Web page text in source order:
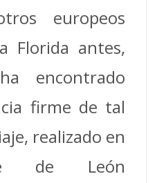
europeos
Florida antes,
encontrado
firme de tal
realizado en
de León